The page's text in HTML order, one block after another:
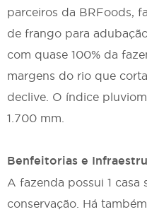
parceiros da BRFoods,
de frango para
com quase 100% da
margens do rio que
declive. O índice
1.700 mm.
Benfeitorias e
A fazenda possui 1
conservação. Há